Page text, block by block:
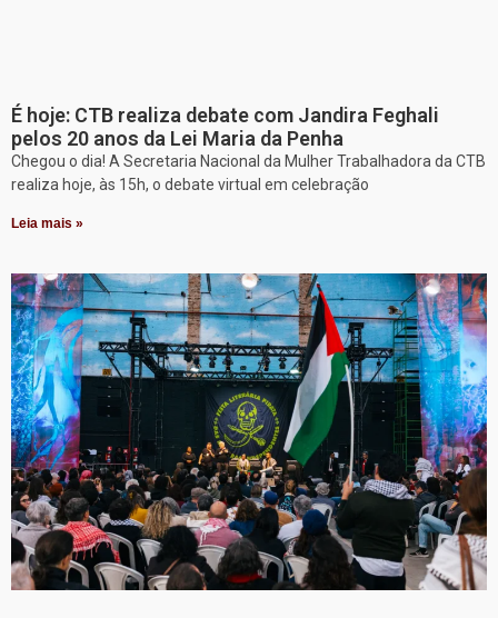
É hoje: CTB realiza debate com Jandira Feghali
pelos 20 anos da Lei Maria da Penha
Chegou o dia! A Secretaria Nacional da Mulher Trabalhadora da CTB
realiza hoje, às 15h, o debate virtual em celebração
Leia mais »